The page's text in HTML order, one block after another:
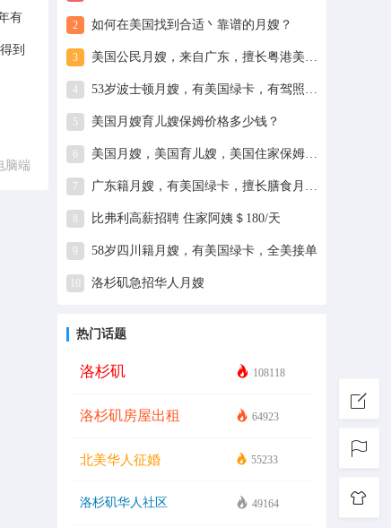
2 如何在美国找到合适丶靠谱的月嫂？
3 美国公民月嫂，来自广东，擅长粤港美食和煲汤
4 53岁波士顿月嫂，有美国绿卡，有驾照会开车，寻波士頓、紐約和新澤西州地区月嫂工作
5 美国月嫂育儿嫂保姆价格多少钱？
6 美国月嫂，美国育儿嫂，美国住家保姆，圆融国际家政
7 广东籍月嫂，有美国绿卡，擅长膳食月子餐、煲汤、各种荤素菜合理搭配、宝妈伤口护理、乳房护理和新生儿护理
比弗利高薪招聘 住家阿姨＄180/天
9 58岁四川籍月嫂，有美国绿卡，全美接单
洛杉矶急招华人月嫂
热门话题
洛杉矶 108118
洛杉矶房屋出租 64923
北美华人征婚 55233
洛杉矶华人社区 49164
有
到
脑端